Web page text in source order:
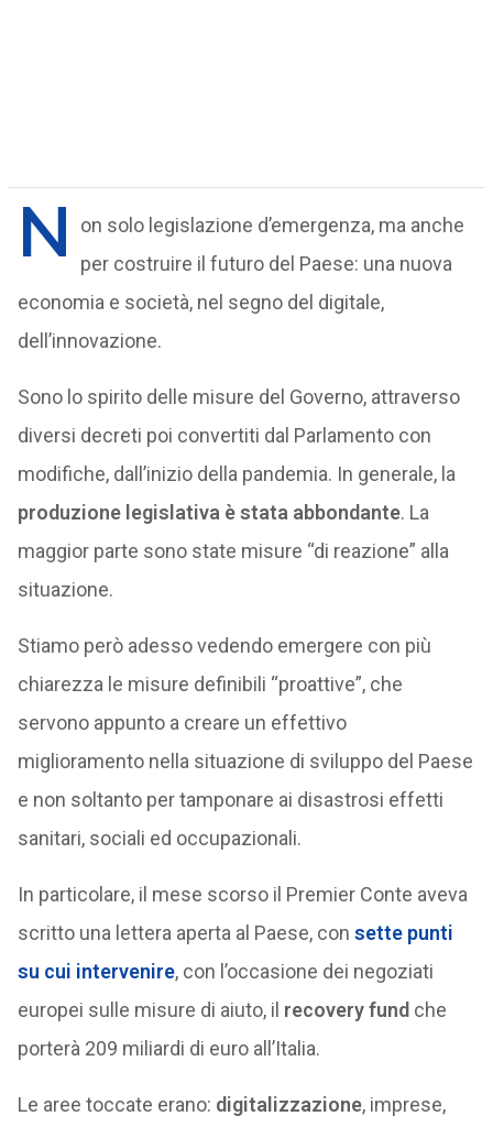
N
on solo legislazione d’emergenza, ma anche
per costruire il futuro del Paese: una nuova
economia e società, nel segno del digitale,
dell’innovazione.
Sono lo spirito delle misure del Governo, attraverso
diversi decreti poi convertiti dal Parlamento con
modifiche, dall’inizio della pandemia. In generale, la
produzione legislativa è stata abbondante. La
maggior parte sono state misure “di reazione” alla
situazione.
Stiamo però adesso vedendo emergere con più
chiarezza le misure definibili “proattive”, che
servono appunto a creare un effettivo
miglioramento nella situazione di sviluppo del Paese
e non soltanto per tamponare ai disastrosi effetti
sanitari, sociali ed occupazionali.
In particolare, il mese scorso il Premier Conte aveva
scritto una lettera aperta al Paese, con sette punti
su cui intervenire, con l’occasione dei negoziati
europei sulle misure di aiuto, il recovery fund che
porterà 209 miliardi di euro all’Italia.
Le aree toccate erano: digitalizzazione, imprese,